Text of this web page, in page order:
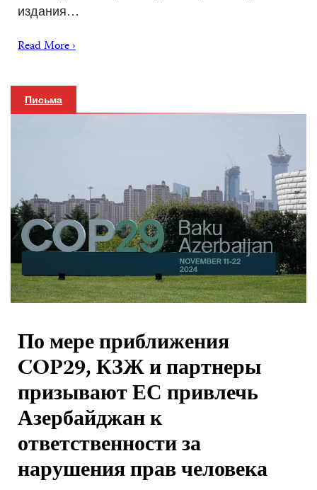
издания…
Read More ›
Письма
По мере приближения
COP29, КЗЖ и партнеры
призывают ЕС привлечь
Азербайджан к
ответственности за
нарушения прав человека